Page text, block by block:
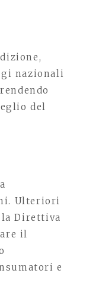
nazionali
del
Ulteriori
Direttiva
il
e